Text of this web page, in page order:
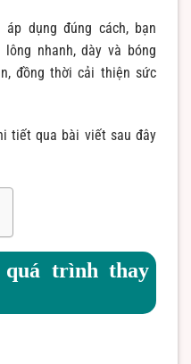
dụng đúng cách, bạn
nhanh, dày và bóng
đồng thời cải thiện sức
tiết qua bài viết sau đây
quá trình thay